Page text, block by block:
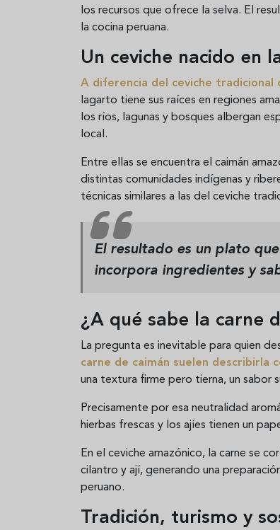
los recursos que ofrece la selva. El
la cocina peruana.
Un ceviche nacido en
A diferencia del ceviche tradicional
lagarto tiene sus raíces en regiones
los ríos, lagunas y bosques albergan
local.
Entre ellas se encuentra el caimán
distintas comunidades indígenas y
técnicas similares a las del ceviche
El resultado es un plato
incorpora ingredientes y
¿A qué sabe la carne
La pregunta es inevitable para quien
carne de caimán suelen describirla
una textura firme pero tierna, un sabor
Precisamente por esa neutralidad
hierbas frescas y los ajíes tienen un
En el ceviche amazónico, la carne se
cilantro y ají, generando una
peruano.
Tradición, turismo y